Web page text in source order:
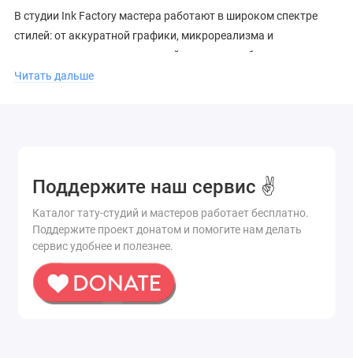
В студии Ink Factory мастера работают в широком спектре
стилей: от аккуратной графики, микрореализма и
минимализма до традиционной татуировки, блэкворка и
орнаментала. Посетителям доступны следующие
некачественных работ;
Пирсинг в Ink Factory
(София)
Помимо нательной живописи, в студии представлена услуга
Читать дальше
Поддержите наш сервис ✌️
Каталог тату-студий и мастеров работает бесплатно.
Поддержите проект донатом и помогите нам делать
сервис удобнее и полезнее.